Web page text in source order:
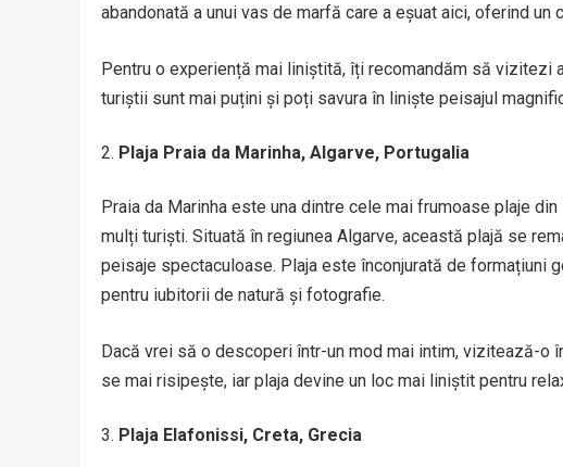
abandonată a unui vas de marfă care a eșuat aici, oferind
Pentru o experiență mai liniștită, îți recomandăm să vizitezi
turiștii sunt mai puțini și poți savura în liniște peisajul
Plaja Praia da Marinha, Algarve, Portugalia
Praia da Marinha este una dintre cele mai frumoase plaje
mulți turiști. Situată în regiunea Algarve, această plajă se
peisaje spectaculoase. Plaja este înconjurată de formațiuni
pentru iubitorii de natură și fotografie.
Dacă vrei să o descoperi într-un mod mai intim, vizitează-o
se mai risipește, iar plaja devine un loc mai liniștit pentru
Plaja Elafonissi, Creta, Grecia